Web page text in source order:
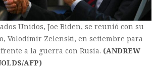
Unidos, Joe Biden, se reunió con su
Volodímir Zelenski, en setiembre para
a la guerra con Rusia. (ANDREW
AFP)